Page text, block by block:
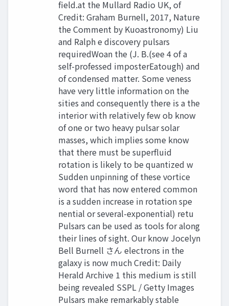
field.at the Mullard Radio UK, of
Credit: Graham Burnell, 2017, Nature
the Comment by Kuoastronomy) Liu
and Ralph e discovery pulsars
requiredWoan the (J. B.(see 4 of a
self-professed imposterEatough) and
of condensed matter. Some veness
have very little information on the
sities and consequently there is a the
interior with relatively few ob know
of one or two heavy pulsar solar
masses, which implies some know
that there must be superfluid
rotation is likely to be quantized w
Sudden unpinning of these vortice
word that has now entered common
is a sudden increase in rotation spe
nential or several-exponential) retu
Pulsars can be used as tools for along
their lines of sight. Our know Jocelyn
Bell Burnell さん electrons in the
galaxy is now much Credit: Daily
Herald Archive 1 this medium is still
being revealed SSPL / Getty Images
Pulsars make remarkably stable